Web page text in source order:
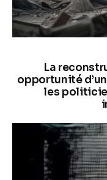
La
opportunité
les